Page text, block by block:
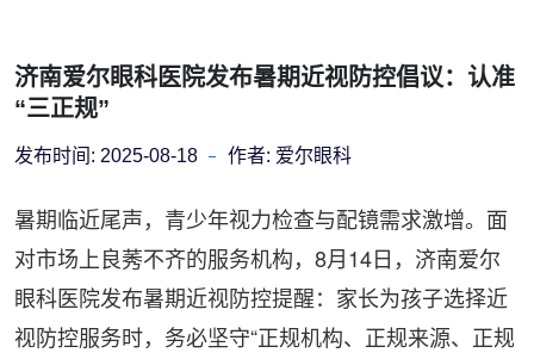
济南爱尔眼科医院发布暑期近视防控倡议：认准
“三正规”
发布时间: 2025-08-18 作者: 爱尔眼科
暑期临近尾声，青少年视力检查与配镜需求激增。面
对市场上良莠不齐的服务机构，8月14日，济南爱尔
眼科医院发布暑期近视防控提醒：家长为孩子选择近
视防控服务时，务必坚守“正规机构、正规来源、正规